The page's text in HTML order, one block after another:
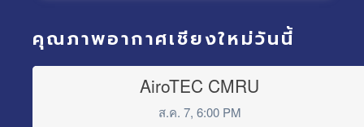
คุณภาพอากาศเชียงใหม่วันนี้
AiroTEC CMRU
ส.ค. 7, 6:00 PM